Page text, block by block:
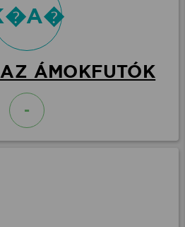
ÁMOKFUTÓK
-